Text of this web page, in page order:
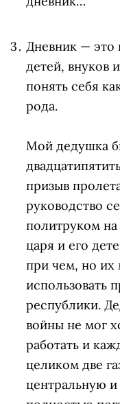
Дневник — это
детей, внуков
понять себя
рода.
Мой дедушка
призыв
руководство
политруком
царя и его
при чем, но их
использовать
республики.
войны не мог
работать и
целиком две
центральную